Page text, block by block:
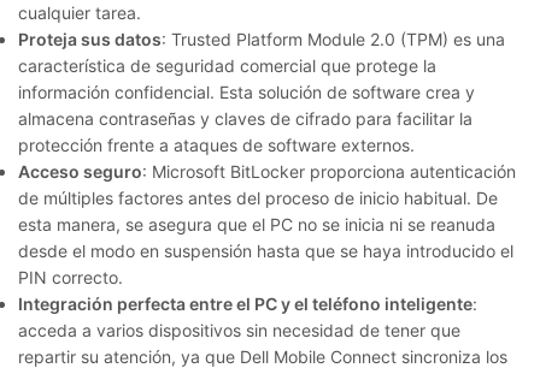
cualquier tarea.
Proteja sus datos: Trusted Platform Module 2.0 (TPM) es una
característica de seguridad comercial que protege la
información confidencial. Esta solución de software crea y
almacena contraseñas y claves de cifrado para facilitar la
protección frente a ataques de software externos.
Acceso seguro: Microsoft BitLocker proporciona autenticación
de múltiples factores antes del proceso de inicio habitual. De
esta manera, se asegura que el PC no se inicia ni se reanuda
desde el modo en suspensión hasta que se haya introducido el
PIN correcto.
Integración perfecta entre el PC y el teléfono inteligente:
acceda a varios dispositivos sin necesidad de tener que
repartir su atención, ya que Dell Mobile Connect sincroniza los